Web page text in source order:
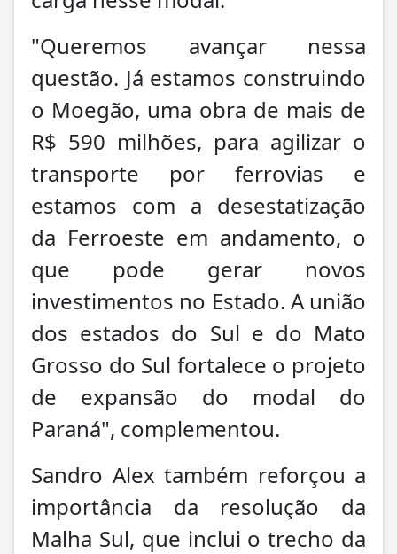
"Queremos avançar nessa
questão. Já estamos construindo
o Moegão, uma obra de mais de
R$ 590 milhões, para agilizar o
transporte por ferrovias e
estamos com a desestatização
da Ferroeste em andamento, o
que pode gerar novos
investimentos no Estado. A união
dos estados do Sul e do Mato
Grosso do Sul fortalece o projeto
de expansão do modal do
Paraná", complementou.
Sandro Alex também reforçou a
importância da resolução da
Malha Sul, que inclui o trecho da